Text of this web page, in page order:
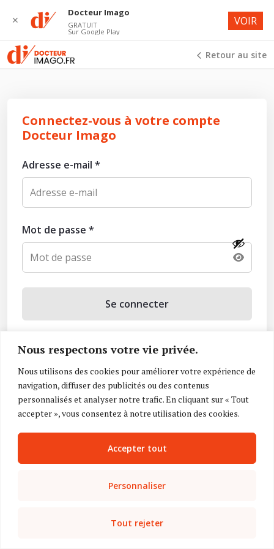
Nous respectons votre vie privée.
Nous utilisons des cookies pour améliorer votre expérience de
navigation, diffuser des publicités ou des contenus
personnalisés et analyser notre trafic. En cliquant sur « Tout
accepter », vous consentez à notre utilisation des cookies.
Personnaliser
Tout rejeter
Accepter tout
Retour au site
Connectez-vous à votre compte
Docteur Imago
Adresse e-mail *
Mot de passe *
Se connecter
Mot de passe oublié ?
Vous n’avez pas de compte ? Inscrivez-vous
✕
Docteur Imago
GRATUIT
Sur Google Play
VOIR